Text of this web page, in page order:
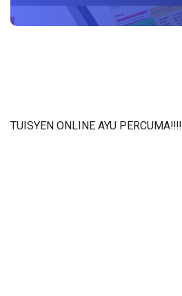
TUISYEN ONLINE AYU PERCUMA‼️‼️